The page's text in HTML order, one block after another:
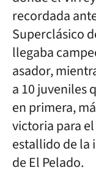
recordada
Superclásico
llegaba
asador,
a 10 juveniles
en primera,
victoria para
estallido de la
de El Pelado.